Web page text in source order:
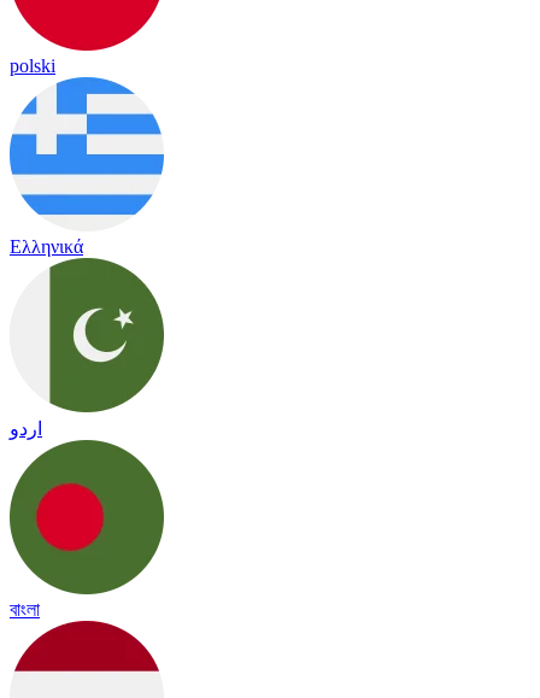
polski
Ελληνικά
اردو
বাংলা